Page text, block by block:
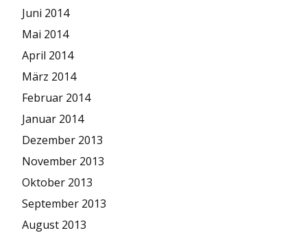
Juni 2014
Mai 2014
April 2014
März 2014
Februar 2014
Januar 2014
Dezember 2013
November 2013
Oktober 2013
September 2013
August 2013